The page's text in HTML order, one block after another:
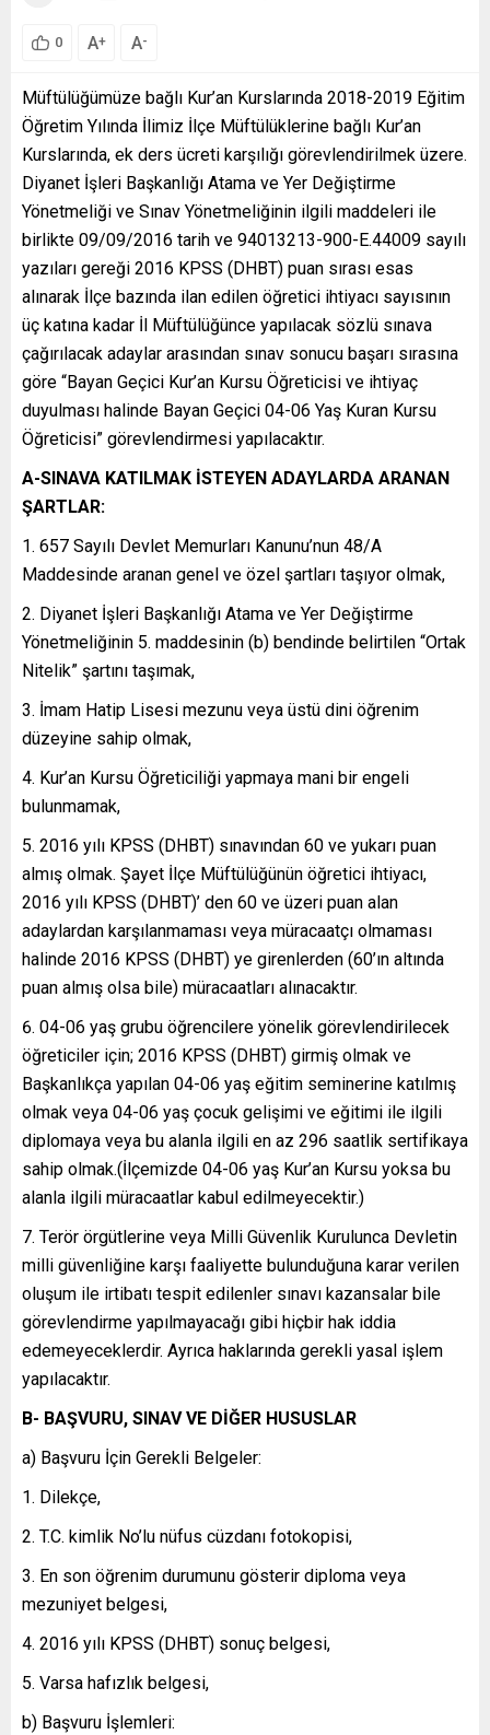
0 A+ A-
Müftülüğümüze bağlı Kur’an Kurslarında 2018-2019 Eğitim
Öğretim Yılında İlimiz İlçe Müftülüklerine bağlı Kur’an
Kurslarında, ek ders ücreti karşılığı görevlendirilmek üzere.
Diyanet İşleri Başkanlığı Atama ve Yer Değiştirme
Yönetmeliği ve Sınav Yönetmeliğinin ilgili maddeleri ile
birlikte 09/09/2016 tarih ve 94013213-900-E.44009 sayılı
yazıları gereği 2016 KPSS (DHBT) puan sırası esas
alınarak İlçe bazında ilan edilen öğretici ihtiyacı sayısının
üç katına kadar İl Müftülüğünce yapılacak sözlü sınava
çağırılacak adaylar arasından sınav sonucu başarı sırasına
göre “Bayan Geçici Kur’an Kursu Öğreticisi ve ihtiyaç
duyulması halinde Bayan Geçici 04-06 Yaş Kuran Kursu
Öğreticisi” görevlendirmesi yapılacaktır.
A-SINAVA KATILMAK İSTEYEN ADAYLARDA ARANAN
ŞARTLAR:
657 Sayılı Devlet Memurları Kanunu’nun 48/A
Maddesinde aranan genel ve özel şartları taşıyor olmak,
Diyanet İşleri Başkanlığı Atama ve Yer Değiştirme
Yönetmeliğinin 5. maddesinin (b) bendinde belirtilen “Ortak
Nitelik” şartını taşımak,
İmam Hatip Lisesi mezunu veya üstü dini öğrenim
düzeyine sahip olmak,
Kur’an Kursu Öğreticiliği yapmaya mani bir engeli
bulunmamak,
2016 yılı KPSS (DHBT) sınavından 60 ve yukarı puan
almış olmak. Şayet İlçe Müftülüğünün öğretici ihtiyacı,
2016 yılı KPSS (DHBT)’ den 60 ve üzeri puan alan
adaylardan karşılanmaması veya müracaatçı olmaması
halinde 2016 KPSS (DHBT) ye girenlerden (60’ın altında
puan almış olsa bile) müracaatları alınacaktır.
04-06 yaş grubu öğrencilere yönelik görevlendirilecek
öğreticiler için; 2016 KPSS (DHBT) girmiş olmak ve
Başkanlıkça yapılan 04-06 yaş eğitim seminerine katılmış
olmak veya 04-06 yaş çocuk gelişimi ve eğitimi ile ilgili
diplomaya veya bu alanla ilgili en az 296 saatlik sertifikaya
sahip olmak.(İlçemizde 04-06 yaş Kur’an Kursu yoksa bu
alanla ilgili müracaatlar kabul edilmeyecektir.)
Terör örgütlerine veya Milli Güvenlik Kurulunca Devletin
milli güvenliğine karşı faaliyette bulunduğuna karar verilen
oluşum ile irtibatı tespit edilenler sınavı kazansalar bile
görevlendirme yapılmayacağı gibi hiçbir hak iddia
edemeyeceklerdir. Ayrıca haklarında gerekli yasal işlem
yapılacaktır.
B- BAŞVURU, SINAV VE DİĞER HUSUSLAR
a) Başvuru İçin Gerekli Belgeler:
Dilekçe,
T.C. kimlik No’lu nüfus cüzdanı fotokopisi,
En son öğrenim durumunu gösterir diploma veya
mezuniyet belgesi,
2016 yılı KPSS (DHBT) sonuç belgesi,
Varsa hafızlık belgesi,
b) Başvuru İşlemleri: